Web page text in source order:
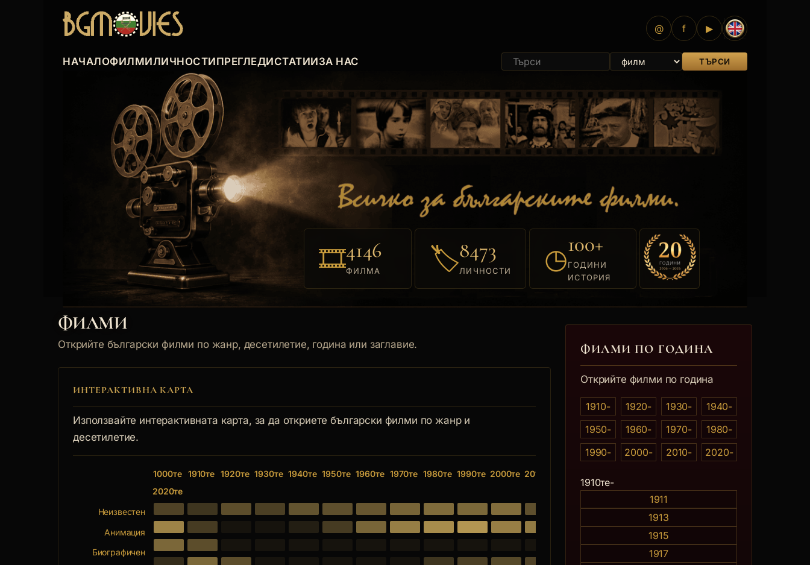
@ f ▶
НАЧАЛОФИЛМИЛИЧНОСТИПРЕГЛЕДИСТАТИИЗА НАС ТЪРСИ
🎞4146
ФИЛМА 🏷8473
ЛИЧНОСТИ ◷100+
ГОДИНИ
ИСТОРИЯ
ФИЛМИ
Открийте български филми по жанр, десетилетие, година или заглавие.
ИНТЕРАКТИВНА КАРТА
Използвайте интерактивната карта, за да откриете български филми по жанр и
десетилетие.
1000те 1910те 1920те 1930те 1940те 1950те 1960те 1970те 1980те 1990те 2000те 2010те
2020те
Неизвестен
Анимация
Биографичен
ФИЛМИ ПО ГОДИНА
Открийте филми по година
1910- 1920- 1930-
1940-
1950-
1960- 1970-
1980-
1990-
2000- 2010- 2020-
1910те-
1911
1913
1915
1917